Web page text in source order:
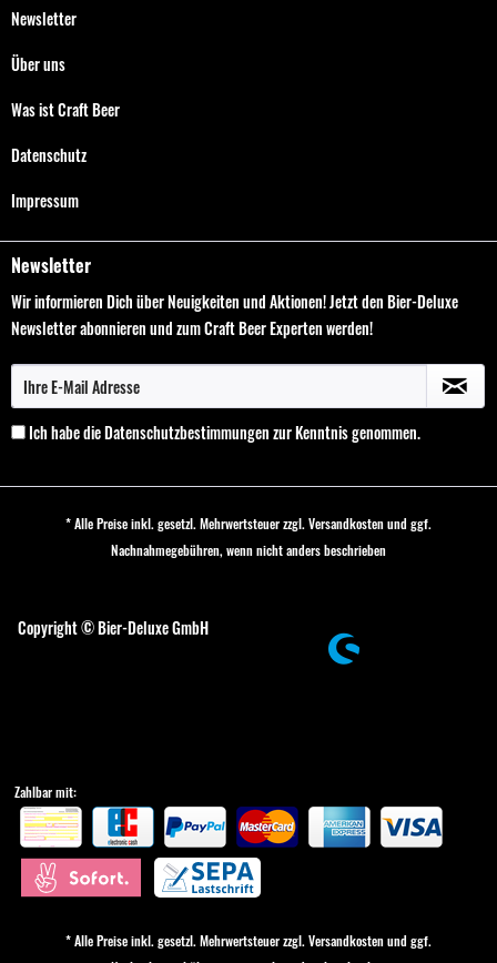
Newsletter
Über uns
Was ist Craft Beer
Datenschutz
Impressum
Newsletter
Wir informieren Dich über Neuigkeiten und Aktionen! Jetzt den Bier-Deluxe
Newsletter abonnieren und zum Craft Beer Experten werden!
Ich habe dieDatenschutzbestimmungenzur Kenntnis genommen.
* Alle Preise inkl. gesetzl. Mehrwertsteuer zzgl. Versandkostenund ggf.
Nachnahmegebühren, wenn nicht anders beschrieben
Copyright © Bier-Deluxe GmbH
Zahlbar mit:
* Alle Preise inkl. gesetzl. Mehrwertsteuer zzgl. Versandkostenund ggf.